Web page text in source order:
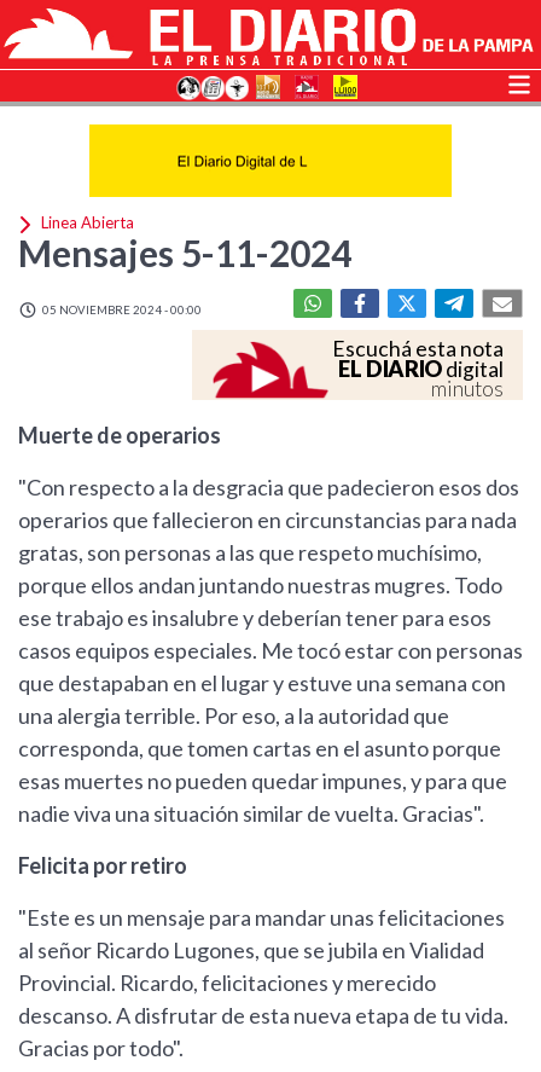
Linea Abierta
Mensajes 5-11-2024
05 NOVIEMBRE 2024 - 00:00
Escuchá esta nota
EL DIARIOdigital
minutos
Muerte de operarios
"Con respecto a la desgracia que padecieron esos dos
operarios que fallecieron en circunstancias para nada
gratas, son personas a las que respeto muchísimo,
porque ellos andan juntando nuestras mugres. Todo
ese trabajo es insalubre y deberían tener para esos
casos equipos especiales. Me tocó estar con personas
que destapaban en el lugar y estuve una semana con
una alergia terrible. Por eso, a la autoridad que
corresponda, que tomen cartas en el asunto porque
esas muertes no pueden quedar impunes, y para que
nadie viva una situación similar de vuelta. Gracias".
Felicita por retiro
"Este es un mensaje para mandar unas felicitaciones
al señor Ricardo Lugones, que se jubila en Vialidad
Provincial. Ricardo, felicitaciones y merecido
descanso. A disfrutar de esta nueva etapa de tu vida.
Gracias por todo".